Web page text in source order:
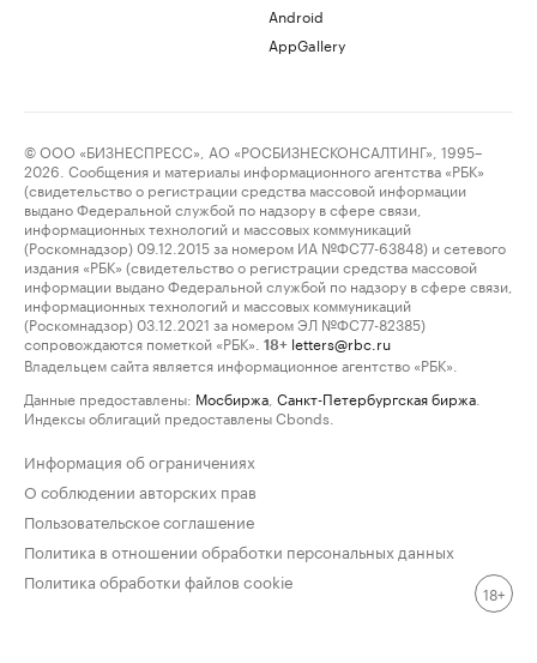
Android
AppGallery
© ООО «БИЗНЕСПРЕСС», АО «РОСБИЗНЕСКОНСАЛТИНГ», 1995–
2026. Сообщения и материалы информационного агентства «РБК»
(свидетельство о регистрации средства массовой информации
выдано Федеральной службой по надзору в сфере связи,
информационных технологий и массовых коммуникаций
(Роскомнадзор) 09.12.2015 за номером ИА №ФС77-63848) и сетевого
издания «РБК» (свидетельство о регистрации средства массовой
информации выдано Федеральной службой по надзору в сфере связи,
информационных технологий и массовых коммуникаций
(Роскомнадзор) 03.12.2021 за номером ЭЛ №ФС77-82385)
сопровождаются пометкой «РБК».
18+ letters@rbc.ru
Владельцем сайта является информационное агентство «РБК».
Данные предоставлены: Мосбиржа Санкт-Петербургская биржа
Индексы облигаций предоставлены Cbonds.
Информация об ограничениях
О соблюдении авторских прав
Пользовательское соглашение
Политика в отношении обработки персональных данных
Политика обработки файлов cookie
18+